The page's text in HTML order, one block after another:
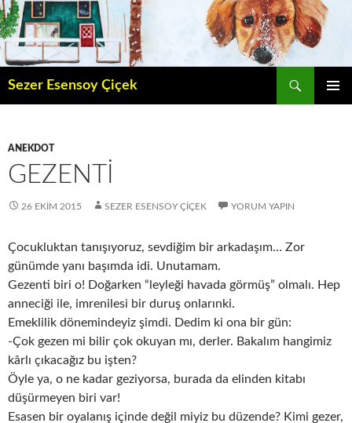
İçeriğe
atla
Sezer Esensoy Çiçek
ANEKDOT
GEZENTI
26 EKIM 2015 SEZER ESENSOY ÇIÇEK YORUM YAPIN
Çocukluktan tanışıyoruz, sevdiğim bir arkadaşım… Zor
günümde yanı başımda idi. Unutamam.
Gezenti biri o! Doğarken “leyleği havada görmüş” olmalı. Hep
anneciği ile, imrenilesi bir duruş onlarınki.
Emeklilik dönemindeyiz şimdi. Dedim ki ona bir gün:
-Çok gezen mi bilir çok okuyan mı, derler. Bakalım hangimiz
kârlı çıkacağız bu işten?
Öyle ya, o ne kadar geziyorsa, burada da elinden kitabı
düşürmeyen biri var!
Esasen bir oyalanış içinde değil miyiz bu düzende? Kimi gezer,